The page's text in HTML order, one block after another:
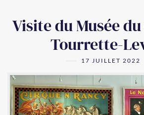
Visite du Musée
Tourrette-
17 JUILLET 2022